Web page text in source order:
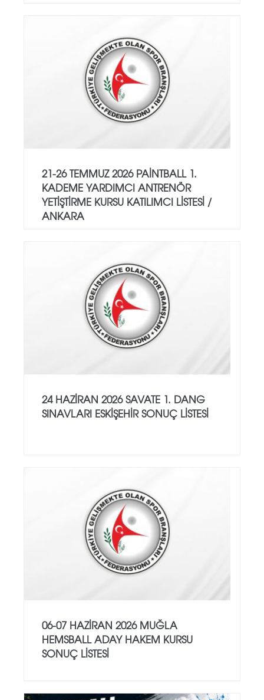
21-26 TEMMUZ 2026 PAİNTBALL 1.
KADEME YARDIMCI ANTRENÖR
YETİŞTİRME KURSU KATILIMCI LİSTESİ /
ANKARA
24 HAZİRAN 2026 SAVATE 1. DANG
SINAVLARI ESKİŞEHİR SONUÇ LİSTESİ
06-07 HAZİRAN 2026 MUĞLA
HEMSBALL ADAY HAKEM KURSU
SONUÇ LİSTESİ